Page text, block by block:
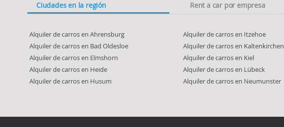
Ciudades en la región Rent a car por empresa
Alquiler de carros en Ahrensburg
Alquiler de carros en Bad Oldesloe
Alquiler de carros en Elmshorn
Alquiler de carros en Heide
Alquiler de carros en Husum
Alquiler de carros en Itzehoe
Alquiler de carros en Kaltenkirchen
Alquiler de carros en Kiel
Alquiler de carros en Lübeck
Alquiler de carros en Neumunster